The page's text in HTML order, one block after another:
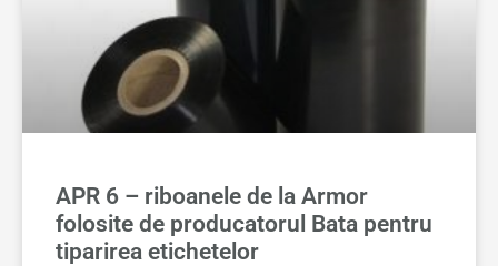
APR 6 – riboanele de la Armor
folosite de producatorul Bata pentru
tiparirea etichetelor